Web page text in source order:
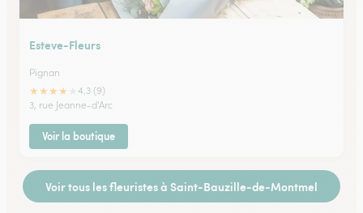
Esteve-Fleurs
Pignan
★★★★
4.3 (9)
3, rue Jeanne-d'Arc
Voir la boutique
Voir tous les fleuristes à Saint-Bauzille-de-Montmel